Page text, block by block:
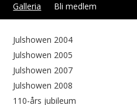
Galleria Bli medlem
Julshowen 2004
Julshowen 2005
Julshowen 2007
Julshowen 2008
110-års jubileum